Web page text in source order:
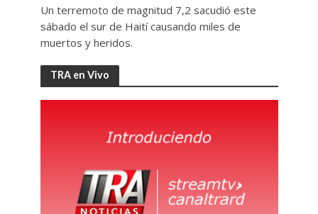
Un terremoto de magnitud 7,2 sacudió este
sábado el sur de Haití causando miles de
muertos y heridos.
TRA en Vivo